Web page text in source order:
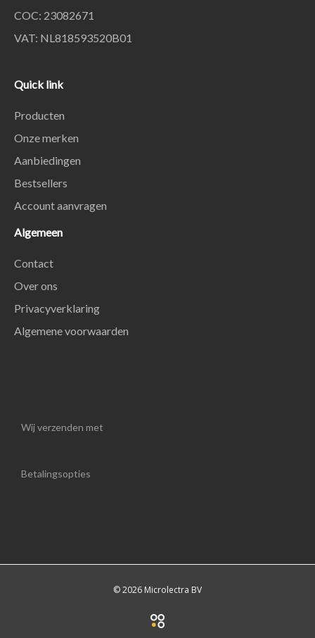
COC: 23082671
VAT: NL818593520B01
Quick link
Producten
Onze merken
Aanbiedingen
Bestsellers
Account aanvragen
Algemeen
Contact
Over ons
Privacyverklaring
Algemene voorwaarden
Wij verzenden met
Betalingsopties
© 2026 Microlectra BV